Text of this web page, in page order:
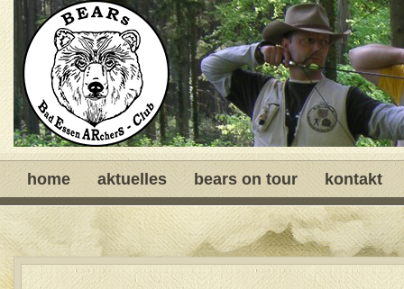
home aktuelles bears on tour kontakt